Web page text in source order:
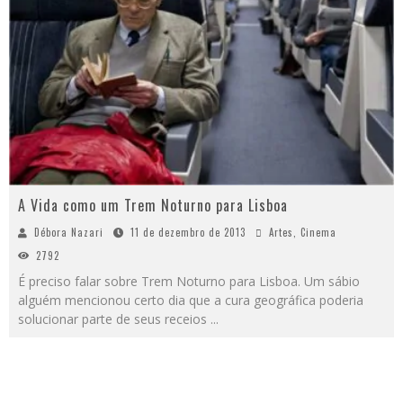
A Vida como um Trem Noturno para Lisboa
Débora Nazari 11 de dezembro de 2013 Artes, Cinema
2792
É preciso falar sobre Trem Noturno para Lisboa. Um sábio
alguém mencionou certo dia que a cura geográfica poderia
solucionar parte de seus receios ...